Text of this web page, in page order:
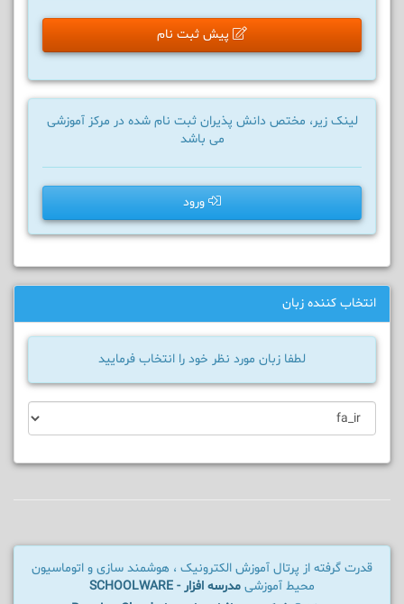
پیش ثبت نام
لینک زیر، مختص دانش پذیران ثبت نام شده در مرکز آموزشی
می باشد
ورود
انتخاب کننده زبان
لطفا زبان مورد نظر خود را انتخاب فرمایید
قدرت گرفته از پرتال آموزش الکترونیک ، هوشمند سازی و اتوماسیون
محیط آموزشی مدرسه افزار - SCHOOLWARE